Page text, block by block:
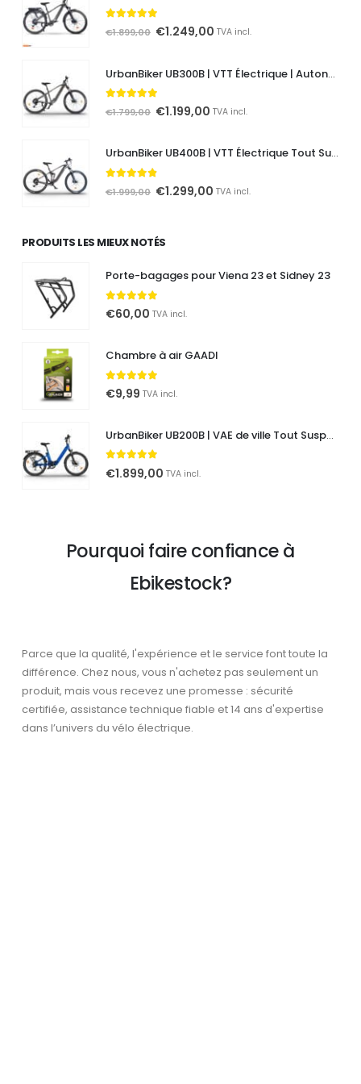
out of 5
€1.899,00 Le
initial
€1.899,00.
€1.249,00Le
actuel
TVA incl.
UrbanBiker UB300B | VTT Électrique | Autonomie jusqu'à 140 km
out of 5
€1.799,00 Le
initial
€1.799,00.
€1.199,00Le
actuel
€1.199,00.
TVA incl.
UrbanBiker UB400B | VTT Électrique Tout Suspendu | Autonomie jusqu'à 140 km
out of 5
€1.999,00 Le
était :
€1.299,00LeTVA incl.
PRODUITS LES MIEUX NOTÉS
Porte-bagages pour Viena 23 et Sidney 23
5.00 out of 5
€60,00 TVA incl.
Chambre à air GAADI
5.00out of 5
€9,99 TVA incl.
UrbanBiker UB200B | VAE de ville Tout Suspendu | Autonomie jusqu'à 140 km
5.00 out of 5
€1.899,00 TVA incl.
Pourquoi faire confiance à
Ebikestock?
Parce que la qualité, l'expérience et le service font toute la
différence. Chez nous, vous n'achetez pas seulement un
produit, mais vous recevez une promesse : sécurité
certifiée, assistance technique fiable et 14 ans d'expertise
dans l’univers du vélo électrique.